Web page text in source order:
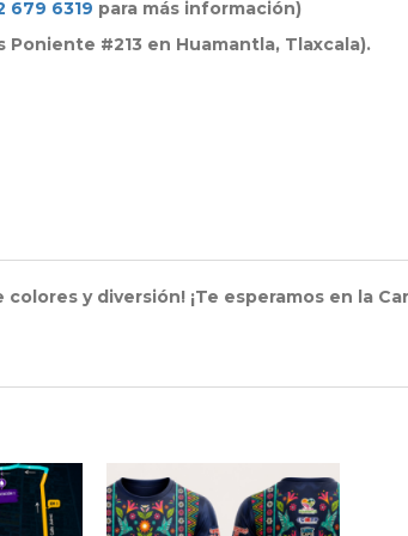
679 6319 para más información)
#213 en Huamantla, Tlaxcala).
y diversión! ¡Te esperamos en la